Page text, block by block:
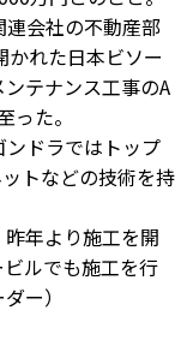
会社の不動産部
れた日本ビソー
テナンス工事のA
た。
ドラではトップ
トなどの技術を持
年より施工を開
ルでも施工を行
ー）